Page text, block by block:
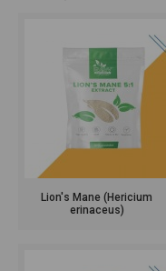
Lion's Mane (Hericium
erinaceus)